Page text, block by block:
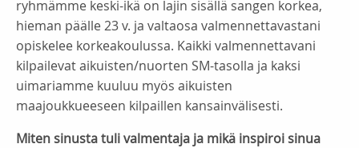
ryhmämme keski-ikä on lajin sisällä sangen korkea,
hieman päälle 23 v. ja valtaosa valmennettavastani
opiskelee korkeakoulussa. Kaikki valmennettavani
kilpailevat aikuisten/nuorten SM-tasolla ja kaksi
uimariamme kuuluu myös aikuisten
maajoukkueeseen kilpaillen kansainvälisesti.
Miten sinusta tuli valmentaja ja mikä inspiroi sinua